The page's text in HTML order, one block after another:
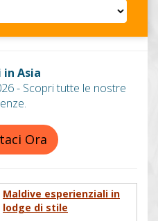
Asia
- Scopri tutte le nostre
Ora
Maldive esperienziali in
lodge di stile